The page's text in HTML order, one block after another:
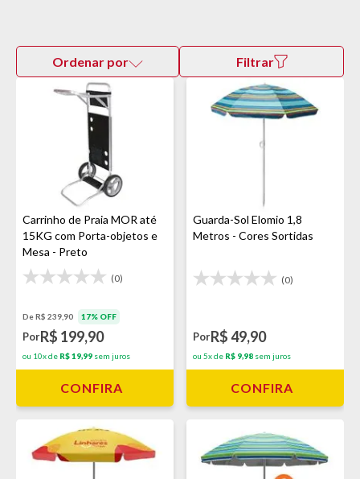
Ordenar por Filtrar
Carrinho de Praia MOR até
15KG com Porta-objetos e
Mesa - Preto
(0)
De R$ 239,90 17% OFF
PorR$ 199,90
ou 10x de R$ 19,99 sem juros
CONFIRA
Guarda-Sol Elomio 1,8
Metros - Cores Sortidas
(0)
PorR$ 49,90
ou 5x de R$ 9,98 sem juros
CONFIRA